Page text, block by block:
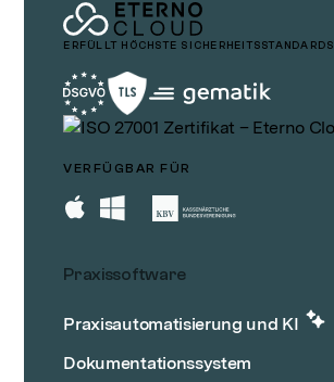
ERFÜLLT HÖCHSTE SICHERHEITSSTANDARDS
VERFÜGBAR FÜR
Praxissoftware
Praxisautomatisierung und KI
Dokumentationssystem